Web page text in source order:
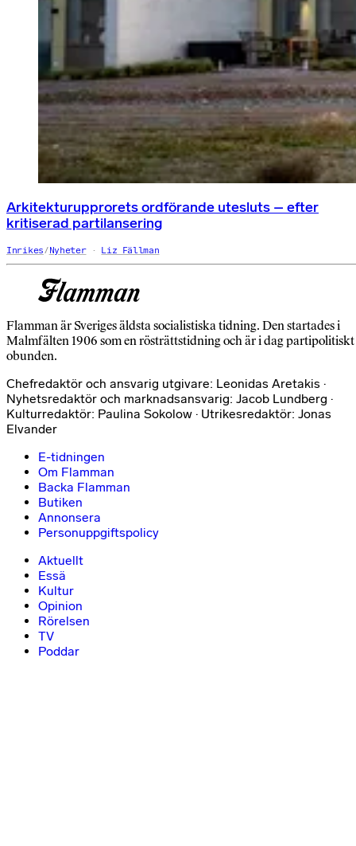
Arkitekturupprorets ordförande utesluts – efter
kritiserad partilansering
Inrikes/Nyheter Liz Fällman
Flamman är Sveriges äldsta socialistiska tidning. Den startades i
Malmfälten 1906 som en rösträttstidning och är i dag partipolitiskt
obunden.
Chefredaktör och ansvarig utgivare: Leonidas Aretakis ·
Nyhetsredaktör och marknadsansvarig: Jacob Lundberg ·
Kulturredaktör: Paulina Sokolow · Utrikesredaktör: Jonas
Elvander
E-tidningen
Om Flamman
Backa Flamman
Butiken
Annonsera
Personuppgiftspolicy
Aktuellt
Essä
Kultur
Opinion
Rörelsen
TV
Poddar